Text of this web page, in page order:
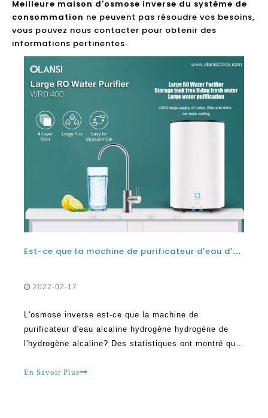
Meilleure maison d'osmose inverse du système de
consommation ne peuvent pas résoudre vos besoins,
vous pouvez nous contacter pour obtenir des
informations pertinentes.
Est-ce que la machine de purificateur d'eau d'hydrogène alcaline est-elle inverse?
2022-02-17
L'osmose inverse est-ce que la machine de
purificateur d'eau alcaline hydrogène hydrogène de
l'hydrogène alcaline? Des statistiques ont montré que
devient de plus en plus populaire que jamais
En Savoir Plus